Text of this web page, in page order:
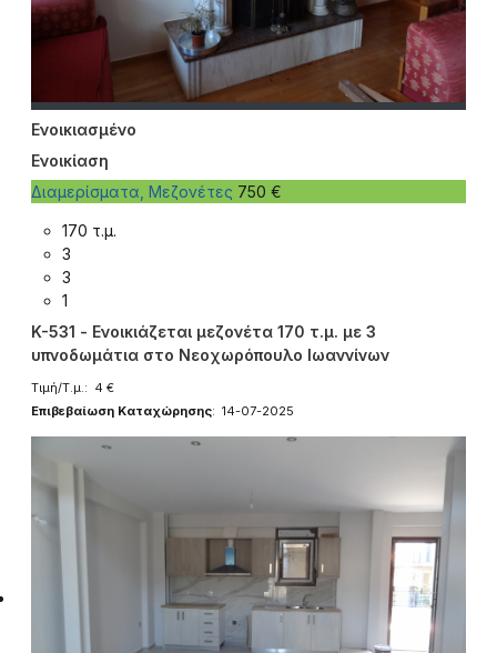
Ενοικιασμένο
Ενοικίαση
Διαμερίσματα, Μεζονέτες 750 €
170 τ.μ.
3
3
1
K-531 - Ενοικιάζεται μεζονέτα 170 τ.μ. με 3
υπνοδωμάτια στο Νεοχωρόπουλο Ιωαννίνων
Τιμή/Τ.μ.: 4 €
Επιβεβαίωση Καταχώρησης: 14-07-2025